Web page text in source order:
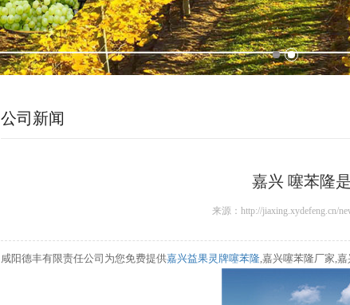
公司新闻
嘉兴 噻苯隆
来源：http://jiaxing.xydefeng.cn/
咸阳德丰有限责任公司为您免费提供嘉兴益果灵牌噻苯隆,嘉兴噻苯隆厂家,